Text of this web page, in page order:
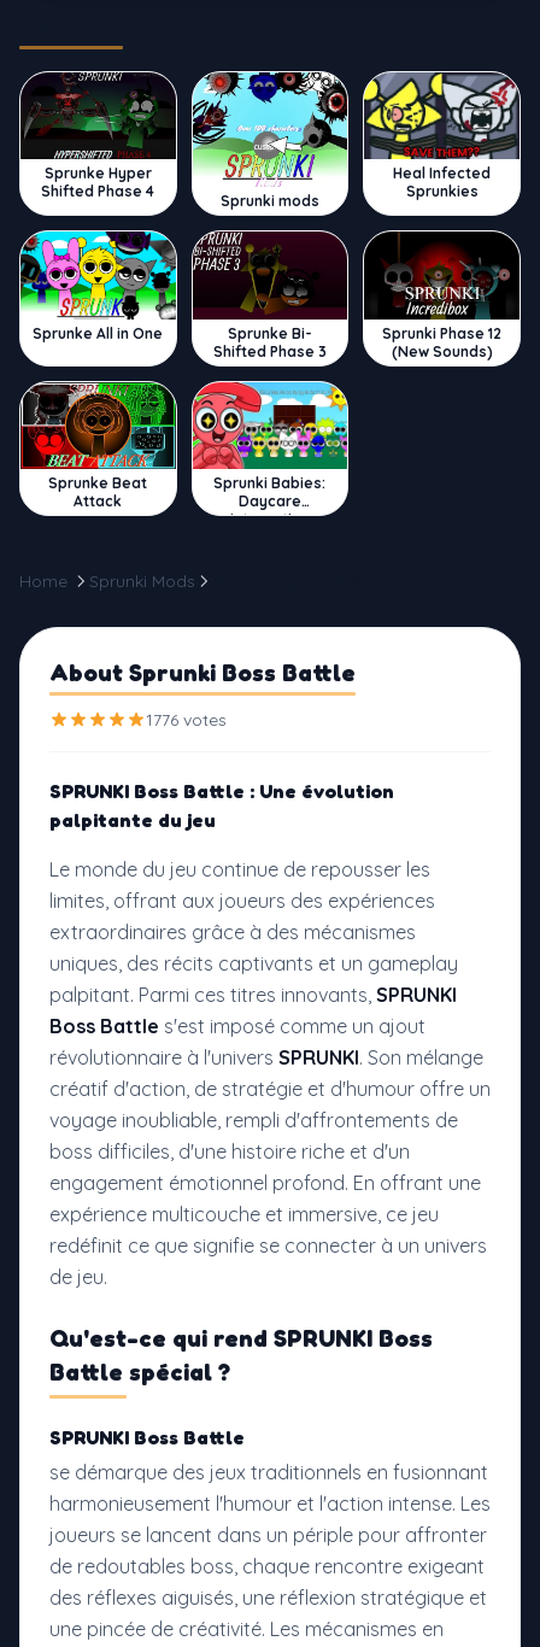
Sprunke Hyper
Shifted Phase 4
Sprunki mods
Heal Infected
Sprunkies
Sprunke All in One
Sprunke Bi-
Shifted Phase 3
Sprunki Phase 12
(New Sounds)
Sprunke Beat
Attack
Sprunki Babies:
Daycare
Interactive
Home Sprunki Mods
About Sprunki Boss Battle
1776 votes
SPRUNKI Boss Battle : Une évolution
palpitante du jeu
Le monde du jeu continue de repousser les
limites, offrant aux joueurs des expériences
extraordinaires grâce à des mécanismes
uniques, des récits captivants et un gameplay
palpitant. Parmi ces titres innovants, SPRUNKI
Boss Battle s'est imposé comme un ajout
révolutionnaire à l'univers SPRUNKI. Son mélange
créatif d'action, de stratégie et d'humour offre un
voyage inoubliable, rempli d'affrontements de
boss difficiles, d'une histoire riche et d'un
engagement émotionnel profond. En offrant une
expérience multicouche et immersive, ce jeu
redéfinit ce que signifie se connecter à un univers
de jeu.
Qu'est-ce qui rend SPRUNKI Boss
Battle spécial ?
SPRUNKI Boss Battle
se démarque des jeux traditionnels en fusionnant
harmonieusement l'humour et l'action intense. Les
joueurs se lancent dans un périple pour affronter
de redoutables boss, chaque rencontre exigeant
des réflexes aiguisés, une réflexion stratégique et
une pincée de créativité. Les mécanismes en